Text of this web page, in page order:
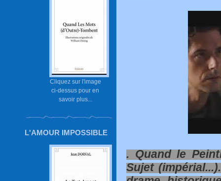
Cliquez sur l'image
ci-dessus pour en
savoir plus...
L'AMOUR IMPOSSIBLE
. Quand le
Sujet